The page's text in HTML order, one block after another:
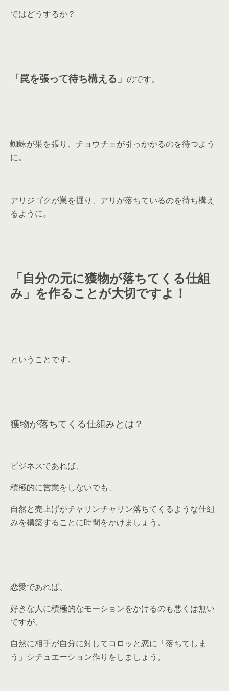
ではどうするか？
「罠を張って待ち構える」 のです。
蜘蛛が巣を張り、チョウチョが引っかかるのを待つよう
に。
アリジゴクが巣を掘り、アリが落ちているのを待ち構え
るように。
「自分の元に獲物が落ちてくる仕組
み」を作ることが大切ですよ！
ということです。
獲物が落ちてくる仕組みとは？
ビジネスであれば、
積極的に営業をしないでも、
自然と売上げがチャリンチャリン落ちてくるような仕組
みを構築することに時間をかけましょう。
恋愛であれば、
好きな人に積極的なモーションをかけるのも悪くは無い
ですが、
自然に相手が自分に対してコロッと恋に「落ちてしま
う」シチュエーション作りをしましょう。